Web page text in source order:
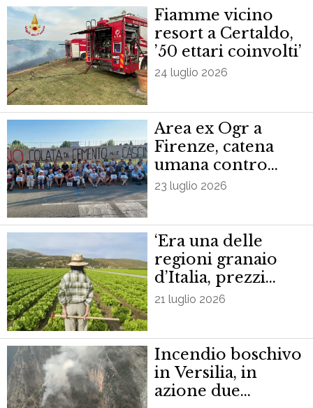
Fiamme vicino
resort a Certaldo,
’50 ettari coinvolti’
24 luglio 2026
Area ex Ogr a
Firenze, catena
umana contro
‘colata di cemento’
23 luglio 2026
‘Era una delle
regioni granaio
d’Italia, prezzi
dell’import
21 luglio 2026
Incendio boschivo
in Versilia, in
azione due